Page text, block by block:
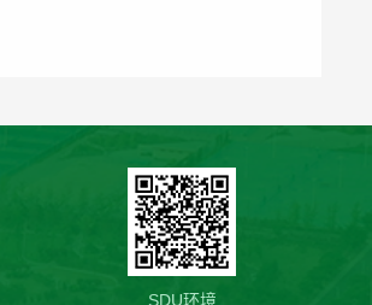
SDU环境